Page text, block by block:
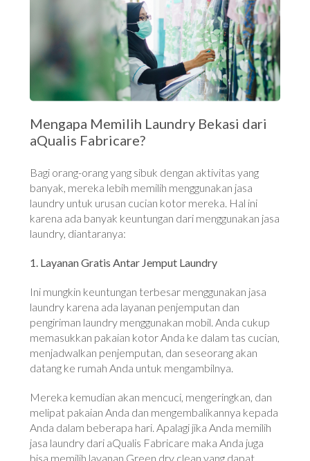
Mengapa Memilih Laundry Bekasi dari
aQualis Fabricare?
Bagi orang-orang yang sibuk dengan aktivitas yang
banyak, mereka lebih memilih menggunakan jasa
laundry untuk urusan cucian kotor mereka. Hal ini
karena ada banyak keuntungan dari menggunakan jasa
laundry, diantaranya:
1. Layanan Gratis Antar Jemput Laundry
Ini mungkin keuntungan terbesar menggunakan jasa
laundry karena ada layanan penjemputan dan
pengiriman laundry menggunakan mobil. Anda cukup
memasukkan pakaian kotor Anda ke dalam tas cucian,
menjadwalkan penjemputan, dan seseorang akan
datang ke rumah Anda untuk mengambilnya.
Mereka kemudian akan mencuci, mengeringkan, dan
melipat pakaian Anda dan mengembalikannya kepada
Anda dalam beberapa hari. Apalagi jika Anda memilih
jasa laundry dari aQualis Fabricare maka Anda juga
bisa memilih layanan Green dry clean yang dapat